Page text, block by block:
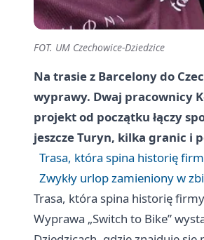
FOT. UM Czechowice-Dziedzice
Na trasie z Barcelony do
wyprawy. Dwaj pracownicy
projekt od początku łączy
jeszcze Turyn, kilka granic i
Trasa, która spina historię
Zwykły urlop zamieniony w
Trasa, która spina historię
Wyprawa „Switch to Bike”